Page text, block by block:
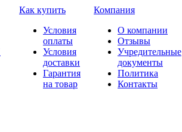
Как купить
Условия
оплаты
Условия
доставки
Гарантия
на товар
Компания
О компании
Отзывы
Учредительные
документы
Политика
Контакты